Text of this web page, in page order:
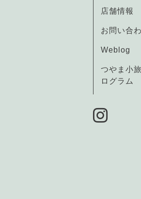
店舗情報
お問い合
Weblog
つやま小
ログラム